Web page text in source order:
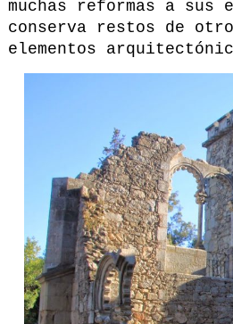
muchas reformas a sus
conserva restos de
elementos